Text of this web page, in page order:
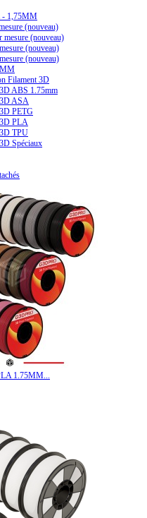
- 1,75MM
(nouveau)
mesure (nouveau)
(nouveau)
(nouveau)
Filament 3D
ABS 1.75mm
ASA
PETG
PLA
TPU
Spéciaux
1.75MM...